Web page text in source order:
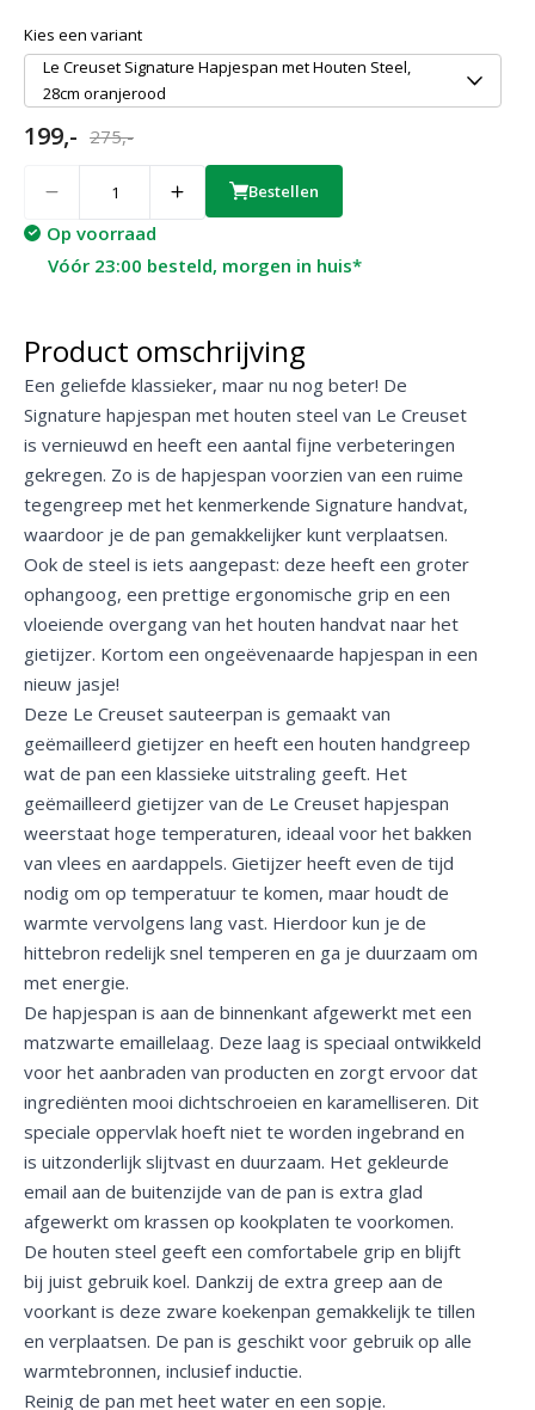
Kies een variant
Le Creuset Signature Hapjespan met Houten Steel,
28cm oranjerood
199,- 275,-
Bestellen
Op voorraad
Vóór 23:00 besteld, morgen in huis*
Product omschrijving
Een geliefde klassieker, maar nu nog beter! De
Signature hapjespan met houten steel van Le Creuset
is vernieuwd en heeft een aantal fijne verbeteringen
gekregen. Zo is de hapjespan voorzien van een ruime
tegengreep met het kenmerkende Signature handvat,
waardoor je de pan gemakkelijker kunt verplaatsen.
Ook de steel is iets aangepast: deze heeft een groter
ophangoog, een prettige ergonomische grip en een
vloeiende overgang van het houten handvat naar het
gietijzer. Kortom een ongeëvenaarde hapjespan in een
nieuw jasje!
Deze Le Creuset sauteerpan is gemaakt van
geëmailleerd gietijzer en heeft een houten handgreep
wat de pan een klassieke uitstraling geeft. Het
geëmailleerd gietijzer van de Le Creuset hapjespan
weerstaat hoge temperaturen, ideaal voor het bakken
van vlees en aardappels. Gietijzer heeft even de tijd
nodig om op temperatuur te komen, maar houdt de
warmte vervolgens lang vast. Hierdoor kun je de
hittebron redelijk snel temperen en ga je duurzaam om
met energie.
De hapjespan is aan de binnenkant afgewerkt met een
matzwarte emaillelaag. Deze laag is speciaal ontwikkeld
voor het aanbraden van producten en zorgt ervoor dat
ingrediënten mooi dichtschroeien en karamelliseren. Dit
speciale oppervlak hoeft niet te worden ingebrand en
is uitzonderlijk slijtvast en duurzaam. Het gekleurde
email aan de buitenzijde van de pan is extra glad
afgewerkt om krassen op kookplaten te voorkomen.
De houten steel geeft een comfortabele grip en blijft
bij juist gebruik koel. Dankzij de extra greep aan de
voorkant is deze zware koekenpan gemakkelijk te tillen
en verplaatsen. De pan is geschikt voor gebruik op alle
warmtebronnen, inclusief inductie.
Reinig de pan met heet water en een sopje.